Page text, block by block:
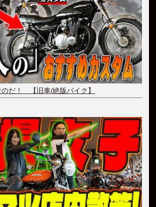
だ！ 【旧車/絶版バイク】